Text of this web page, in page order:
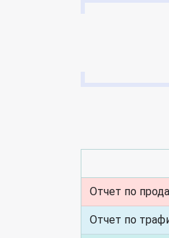
Отчет по
Отчет по